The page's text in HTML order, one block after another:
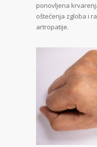
ponovljena
oštećenja zgloba i
artropatije.